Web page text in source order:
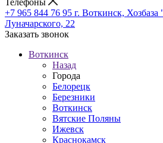
Телефоны
+7 965 844 76 95 г. Воткинск,
Луначарского, 22
Заказать звонок
Воткинск
Назад
Города
Белорецк
Березники
Воткинск
Вятские Поляны
Ижевск
Краснокамск